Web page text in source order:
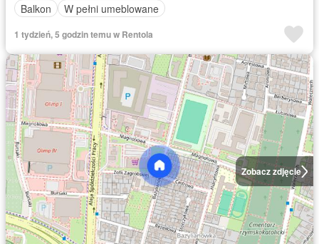
Balkon
W pełni umeblowane
1 tydzień, 5 godzin temu w Rentola
Zobacz zdjęcie